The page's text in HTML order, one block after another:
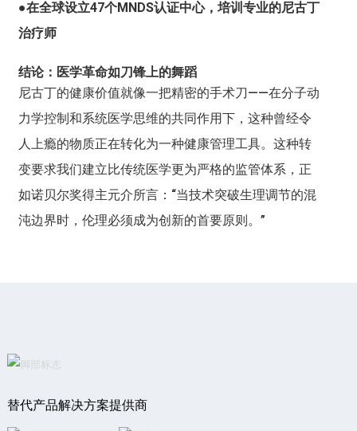
●在全球设立47个MNDS认证中心，培训专业的尼古丁
治疗师
结论：医学革命如刀锋上的舞蹈
尼古丁的健康价值就像一把精密的手术刀——在分子动
力学控制和系统医学思维的共同作用下，这种曾经令
人上瘾的物质正在转化为一种健康管理工具。这种转
变要求我们建立比传统医学更为严格的监管体系，正
如诺贝尔奖得主元介所言：“当技术突破生理调节的混
沌边界时，伦理必须成为创新的首要原则。”
替代产品解决方案提供商